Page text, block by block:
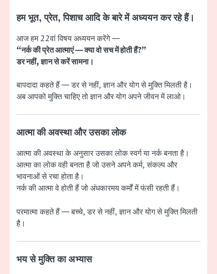
हम भूत, प्रेत, पिशाच आदि के बारे में अध्ययन कर रहे हैं।
आज हम 22वां विषय अध्ययन करेंगे —
“नर्क की प्रेत आत्माएं — क्या वो सच में होती हैं?”
डर नहीं, ज्ञान से करें सामना।
बापदादा कहते हैं — डर से नहीं, ज्ञान और योग से मुक्ति मिलती है।
अब आपको मुक्ति चाहिए तो ज्ञान और योग अपने जीवन में लाओ।
आत्मा की अवस्था और उसका लोक
आत्मा की अवस्था के अनुसार उसका लोक स्वर्ग या नर्क बनता है।
आत्मा का लोक वही बनता है जो उसने अपने कर्म, संकल्प और
भावनाओं से रचा होता है।
नर्क की आत्मा वे होती हैं जो अंधकारमय कर्मों में फंसी रहती हैं।
परमात्मा कहते हैं — बच्चे, डर से नहीं, ज्ञान और योग से मुक्ति मिलती
है।
भय से मुक्ति का अभ्यास